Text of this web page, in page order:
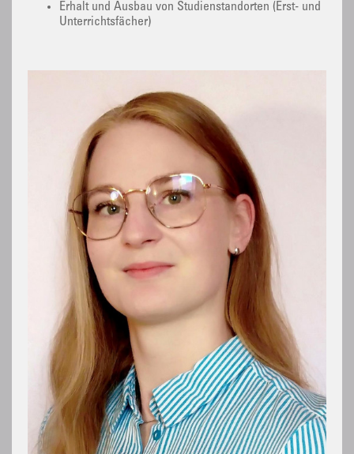
Erhalt und Ausbau von Studienstandorten (Erst- und
Unterrichtsfächer)